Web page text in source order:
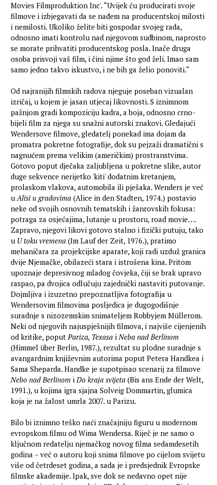
Movies Filmproduktion Inc'. “Uvijek ću producirati svoje
filmove i izbjegavati da se nađem na producentskoj milosti
i nemilosti. Ukoliko želite biti gospodar svojeg rada,
odnosno imati kontrolu nad njegovom sudbinom, naprosto
se morate prihvatiti producentskog posla. Inače druga
osoba prisvoji vaš film, i čini njime što god želi. Imao sam
samo jedno takvo iskustvo, i ne bih ga želio ponoviti.“
Od najranijih filmskih radova njeguje poseban vizualan
izričaj, u kojem je jasan utjecaj likovnosti. S iznimnom
pažnjom gradi kompoziciju kadra, a boja, odnosno crno-
bijeli film za njega su snažni autorski znakovi. Gledajući
Wendersove filmove, gledatelj ponekad ima dojam da
promatra pokretne fotografije, dok su pejzaži dramatični s
nagnućem prema velikim (američkim) prostranstvima.
Gotovo poput dječaka zaljubljena u pokretne slike, autor
duge sekvence nerijetko 'kiti' dodatnim kretanjem,
prolaskom vlakova, automobila ili pješaka. Wenders je već
uAlisi u gradovima (Alice in den Stadten, 1974.) postavio
neke od svojih osnovnih tematskih i žanrovskih fokusa:
potraga za osjećajima, lutanje u prostoru, road movie….
Zapravo, njegovi likovi gotovo stalno i fizički putuju, tako
u U toku vremena (Im Lauf der Zeit, 1976.), pratimo
mehaničara za projekcijske aparate, koji radi uzduž granica
dvije Njemačke, obilazeći stara i istrošena kina. Pritom
upoznaje depresivnog mladog čovjeka, čiji se brak upravo
raspao, pa dvojica odlučuju zajednički nastaviti putovanje.
Dojmljiva i izuzetno prepoznatljiva fotografija u
Wendersovim filmovima posljedica je dugogodišnje
suradnje s nizozemskim snimateljem Robbyjem Müllerom.
Neki od njegovih najuspješnijih filmova, i najviše cijenjenih
od kritike, poputPariza, Texasa iNeba nad Berlinom
(Himmel über Berlin, 1987.), rezultat su plodne suradnje s
avangardnim književnim autorima poput Petera Handkea i
Sama Sheparda. Handke je supotpisao scenarij za filmove
Nebo nad Berlinom iDo kraja svijeta (Bis ans Ende der Welt,
1991.), u kojima igra sjajna Solveig Dommartin, glumica
koja je na žalost umrla 2007. u Parizu.
Bilo bi iznimno teško naći značajniju figuru u modernom
evropskom filmu od Wima Wendersa. Riječ je ne samo o
ključnom redatelju njemačkog novog filma sedamdesetih
godina – već o autoru koji snima filmove po cijelom svijetu
više od četrdeset godina, a sada je i predsjednik Evropske
filmske akademije. Ipak, sve dok se nedavno opet nije